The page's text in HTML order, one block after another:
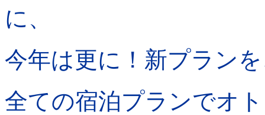
に、
今年は更に！新プラン
全ての宿泊プランでオ